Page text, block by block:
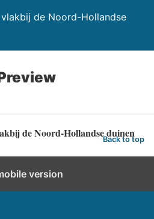
de Noord-Hollandse
de Noord-Hollandse duinen
Back to top
version